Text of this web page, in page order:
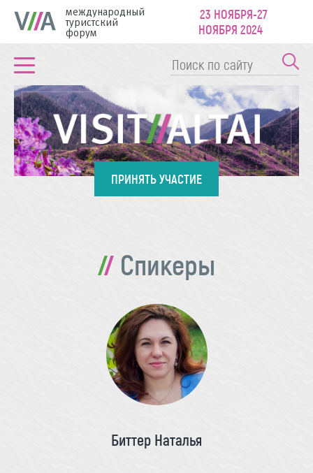
международный
туристский
форум
23 НОЯБРЯ-27
НОЯБРЯ 2024
ПРИНЯТЬ УЧАСТИЕ
Спикеры
Биттер Наталья